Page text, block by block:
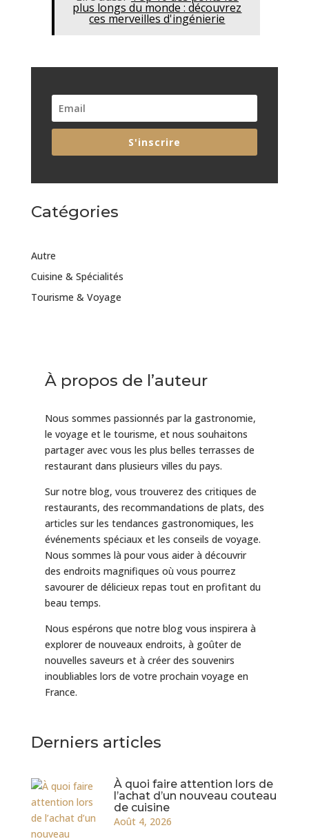
plus longs du monde : découvrez
ces merveilles d'ingénierie
S'inscrire
Catégories
Autre
Cuisine & Spécialités
Tourisme & Voyage
À propos de l’auteur
Nous sommes passionnés par la gastronomie,
le voyage et le tourisme, et nous souhaitons
partager avec vous les plus belles terrasses de
restaurant dans plusieurs villes du pays.
Sur notre blog, vous trouverez des critiques de
restaurants, des recommandations de plats, des
articles sur les tendances gastronomiques, les
événements spéciaux et les conseils de voyage.
Nous sommes là pour vous aider à découvrir
des endroits magnifiques où vous pourrez
savourer de délicieux repas tout en profitant du
beau temps.
Nous espérons que notre blog vous inspirera à
explorer de nouveaux endroits, à goûter de
nouvelles saveurs et à créer des souvenirs
inoubliables lors de votre prochain voyage en
France.
Derniers articles
À quoi faire attention lors de
l’achat d’un nouveau couteau
de cuisine
Août 4, 2026